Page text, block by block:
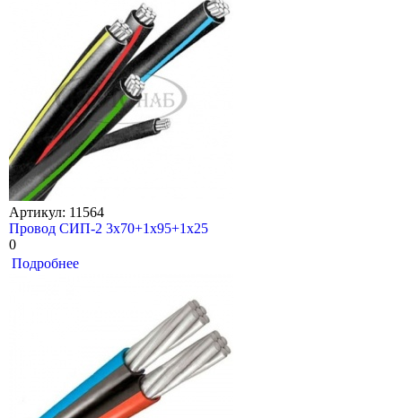
Артикул: 11564
Провод СИП-2 3х70+1х95+1х25
0
Подробнее